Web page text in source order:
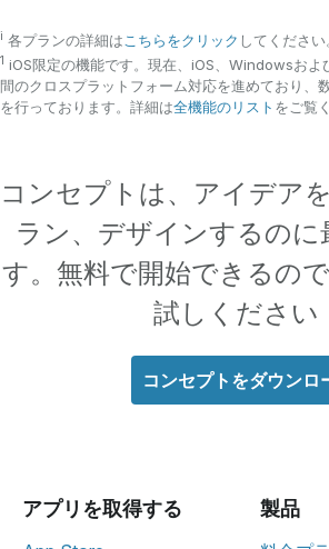
i 各プランの詳細は こちらをクリック してください
1 iOS限定の機能です。現在、iOS、Windowsお
間のクロスプラットフォーム対応を進めており、
を行っております。詳細は全機能のリスト をご覧
コンセプトは、アイデア
ラン、デザインするのに
す。無料で開始できるの
試しください
コンセプトをダウンロ
アプリを取得する 製品